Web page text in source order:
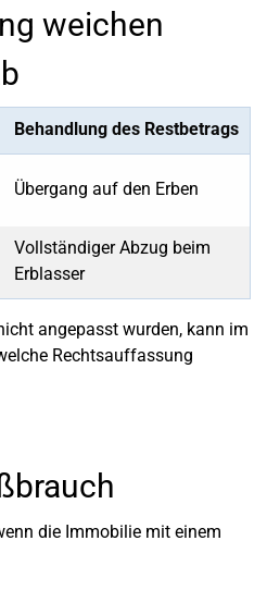
weichen
Behandlung des Restbetrags
Übergang auf den Erben
Vollständiger Abzug beim
Erblasser
angepasst wurden, kann im
Rechtsauffassung
die Immobilie mit einem